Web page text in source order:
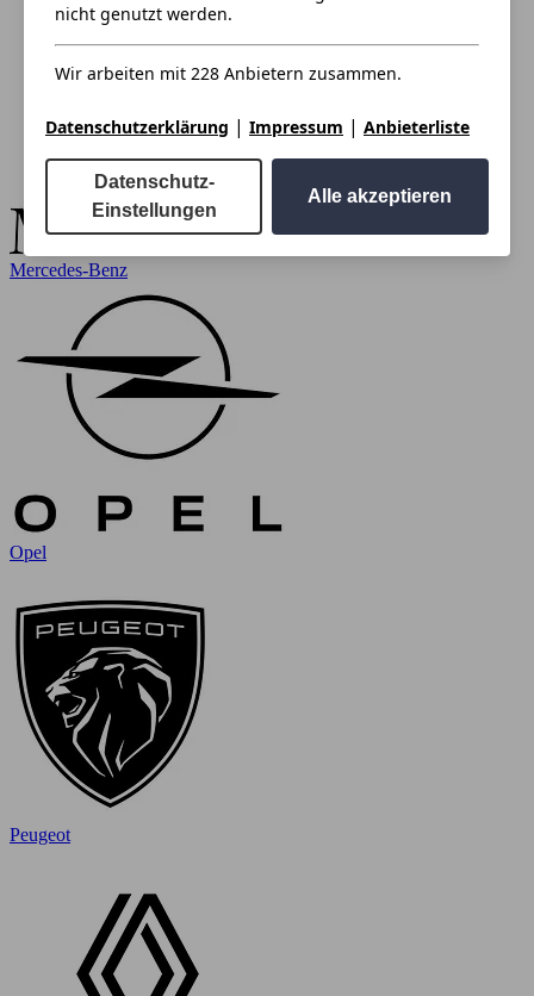
Mercedes-Benz
Opel
Peugeot
nicht genutzt werden.
Wir arbeiten mit 228 Anbietern zusammen.
Datenschutzerklärung | Impressum | Anbieterliste
Datenschutz-
Einstellungen
Alle akzeptieren